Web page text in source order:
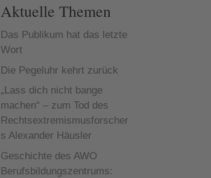
Aktuelle Themen
Das Publikum hat das letzte
Wort
Die Pegeluhr kehrt zurück
„Lass dich nicht bange
machen“ – zum Tod des
Rechtsextremismusforscher
s Alexander Häusler
Geschichte des AWO
Berufsbildungszentrums: